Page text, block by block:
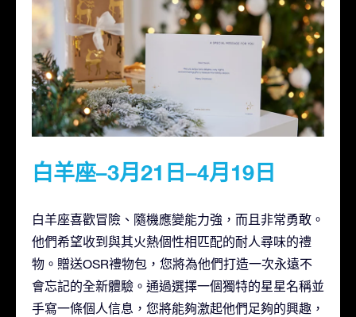
白羊座–3月21日–4月19日
白羊座喜歡冒險、隨機應變能力強，而且非常勇敢。
他們希望收到與其火熱個性相匹配的耐人尋味的禮
物。贈送OSR禮物包，您將為他們打造一次永遠不
會忘記的全新體驗。通過選擇一個獨特的星星名稱並
手寫一條個人信息，您將能夠激起他們足夠的興趣，